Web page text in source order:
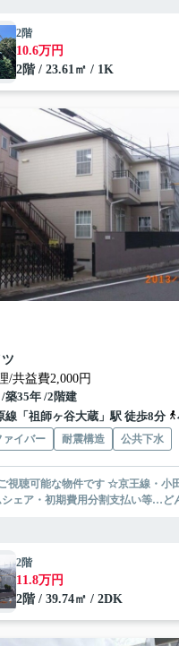
2階
10.6万円
2階 / 23.61㎡ / 1K
/共益費2,000円
築35年 /2階建
線「祖師ヶ谷大蔵」駅 徒歩8分
ァイバー 耐震構造 公共下水
視聴可能な物件です ☆京王線・小
ェア・初期費用分割支払い等…ど
2階
11.8万円
2階 / 39.74㎡ / 2DK